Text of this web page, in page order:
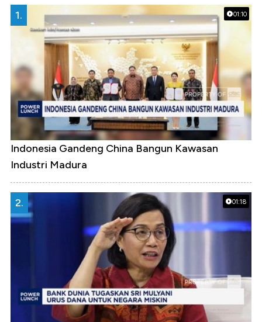
01:10
1.
Indonesia Gandeng China Bangun Kawasan
Industri Madura
01:18
2.